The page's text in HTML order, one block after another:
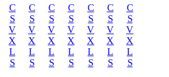
C
S
V
X
L
S
C
S
V
X
L
S
C
S
V
X
L
S
C
S
V
X
L
S
C
S
V
X
L
S
C
S
V
X
L
S
C
S
V
X
L
S